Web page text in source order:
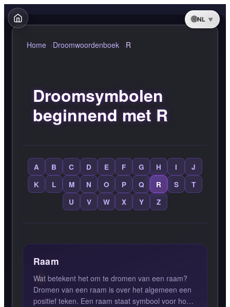
NL
Home Droomwoordenboek R
Droomsymbolen
beginnend met R
A B C D E F G H I
J
K
L M N O P Q R S
T
U
V W X Y Z
Raam
Wat betekent het om te dromen van een raam?
Dromen van een raam is over het algemeen een
positief teken. Een raam staat symbool voor hoop,